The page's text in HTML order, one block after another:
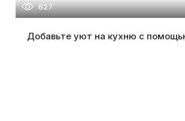
627
Добавьте уют на кухню с